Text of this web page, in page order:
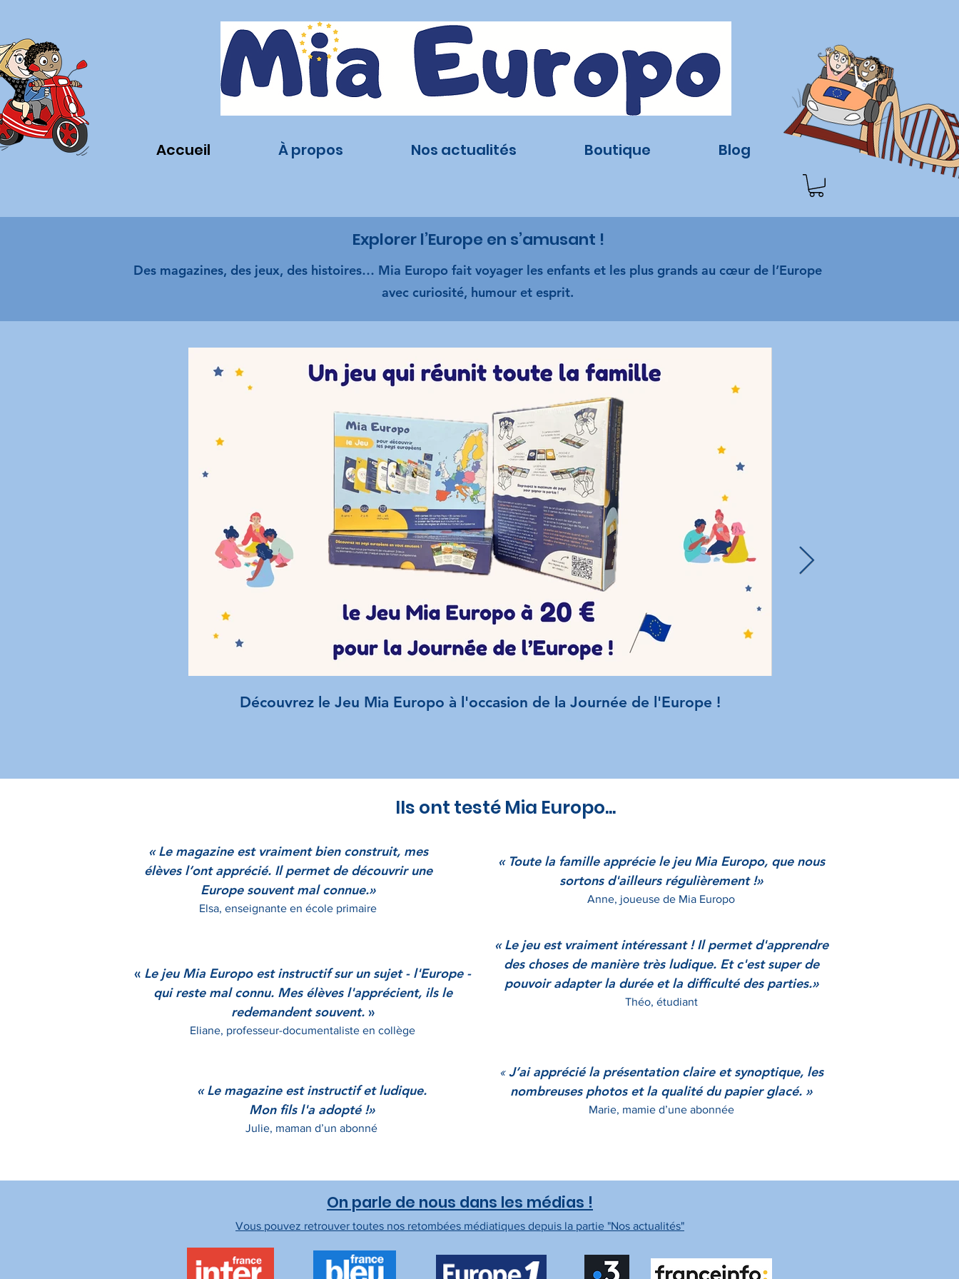
Accueil À propos Nos actualités Boutique Blog
Explorer l’Europe en s’amusant !
Des magazines, des jeux, des histoires… Mia Europo fait voyager les enfants et les plus grands au cœur de l’Europe
avec curiosité, humour et esprit.
Découvrez le Jeu Mia Europo à l'occasion de la Journée de l'Europe !
Ils ont testé Mia Europo...
« Le magazine est vraiment bien construit, mes
élèves l’ont apprécié. Il permet de découvrir une
Europe souvent mal connue.»
Elsa, enseignante en école primaire
« Toute la famille apprécie le jeu MiaEuropo, que nous
sortons d'ailleurs régulièrement !»
Anne, joueuse de Mia Europo
« Le jeu Mia Europo est instructif sur un sujet - l'Europe -
qui reste mal connu. Mes élèves l'apprécient, ils le
redemandent souvent. »
Eliane, professeur-documentaliste en collège
« Le jeu est vraiment intéressant ! Il permet d'apprendre
des choses de manière très ludique. Et c'est super de
pouvoir adapter la durée et la difficulté des parties.»
Théo, étudiant
« Le magazine estinstructif et ludique.
Mon fils l'a adopté !»
Julie, maman d’un abonné
« J’ai apprécié la présentation claire et synoptique, les
nombreuses photos et la qualité du papier glacé. »
Marie, mamie d’une abonnée
On parle de nous dans les médias !
Vous pouvez retrouver toutes nos retombées médiatiques depuis la partie "Nos actualités"